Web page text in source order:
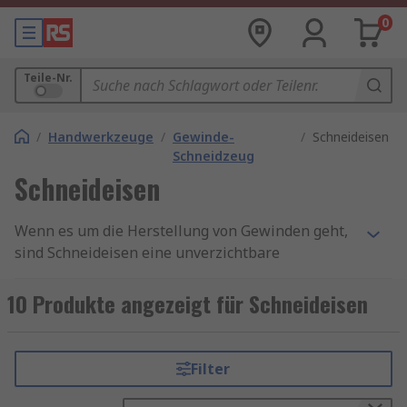
0
Teile-Nr.
/ Handwerkzeuge / Gewinde-
Schneidzeug
/ Schneideisen
Schneideisen
Wenn es um die Herstellung von Gewinden geht,
sind Schneideisen eine unverzichtbare
Werkzeuge, die zum Schneiden von Gewinden auf
Stangen oder Rohren verwendet werden. Sie sind
über spezielle Schneidkanten, die ein präzises
Gewinde schneiden können.
10 Produkte angezeigt für Schneideisen
Filter